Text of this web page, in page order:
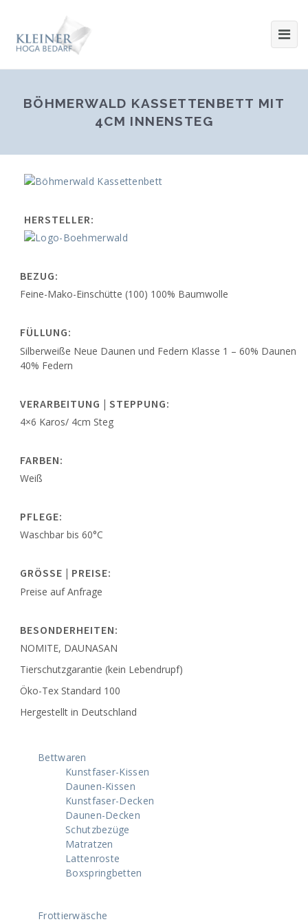
BÖHMERWALD KASSETTENBETT MIT
4CM INNENSTEG
HERSTELLER:
BEZUG:
Feine-Mako-Einschütte (100) 100% Baumwolle
FÜLLUNG:
Silberweiße Neue Daunen und Federn Klasse 1 – 60% Daunen
40% Federn
VERARBEITUNG | STEPPUNG:
4×6 Karos/ 4cm Steg
FARBEN:
Weiß
PFLEGE:
Waschbar bis 60°C
GRÖSSE | PREISE:
Preise auf Anfrage
BESONDERHEITEN:
NOMITE, DAUNASAN
Tierschutzgarantie (kein Lebendrupf)
Öko-Tex Standard 100
Hergestellt in Deutschland
Bettwaren
Kunstfaser-Kissen
Daunen-Kissen
Kunstfaser-Decken
Daunen-Decken
Schutzbezüge
Matratzen
Lattenroste
Boxspringbetten
Frottierwäsche